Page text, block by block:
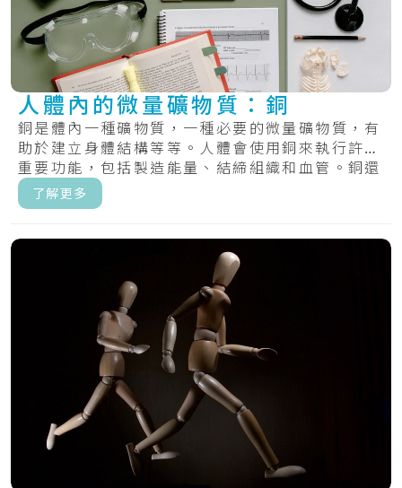
人體內的微量礦物質：銅
銅是體內一種礦物質，一種必要的微量礦物質，有
助於建立身體結構等等。人體會使用銅來執行許多
重要功能，包括製造能量、結締組織和血管。銅還
有助.....
了解更多